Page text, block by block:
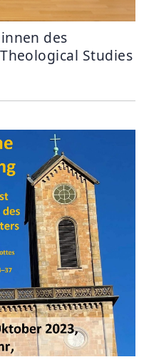
des
Studies